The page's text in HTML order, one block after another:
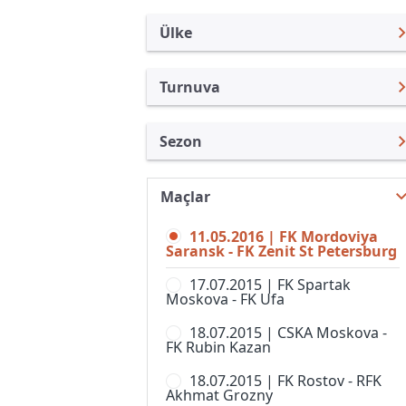
Ülke
Rusya
Türkiye
Uluslararası
Uluslararası Kulüpler
Turkiye
İngiltere
Almanya Amatör
Fransa
Turnuva
Rusya Kupası
Süper Kupa
2. Liga, Division A
2. Liga, Division B, Grup 1
2. Liga, Division B, Grup 3
2. Liga, Division B, Grup 4
Sezon
Premier Lig 26/27
Premier Lig 25/26
Premier Lig 24/25
Premier Lig 23/24
Premier Lig 22/23
Premier Lig 21/22
Maçlar
11.05.2016 | FK Mordoviya
Saransk - FK Zenit St Petersburg
17.07.2015 | FK Spartak
Moskova - FK Ufa
18.07.2015 | CSKA Moskova -
FK Rubin Kazan
18.07.2015 | FK Rostov - RFK
Akhmat Grozny